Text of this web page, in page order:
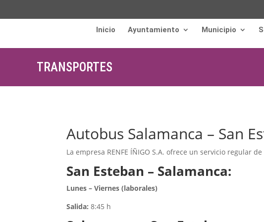
Inicio Ayuntamiento Municipio
TRANSPORTES
Autobus Salamanca – San
La empresa RENFE ÍÑIGO S.A. ofrece un servicio regular
San Esteban – Salamanca:
Lunes – Viernes (laborales)
Salida: 8:45 h